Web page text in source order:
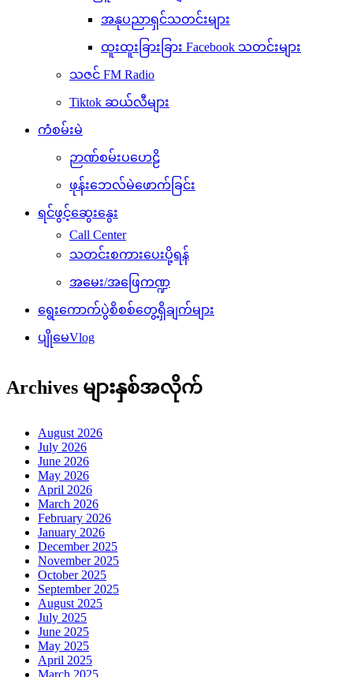
အနုပညာရှင်သတင်းများ
ထူးထူးခြားခြား Facebook သတင်းများ
သဇင် FM Radio
Tiktok ဆယ်လီများ
ကံစမ်းမဲ
ဉာဏ်စမ်းပဟေဠိ
ဖုန်းဘေလ်မဲဖောက်ခြင်း
ရင်ဖွင့်ဆွေးနွေး
Call Center
သတင်းစကားပေးပို့ရန်
အမေး/အဖြေကဏ္ဍ
ရွေးကောက်ပွဲစိစစ်တွေ့ရှိချက်များ
ပျိုမေVlog
Archives များနှစ်အလိုက်
August 2026
July 2026
June 2026
May 2026
April 2026
March 2026
February 2026
January 2026
December 2025
November 2025
October 2025
September 2025
August 2025
July 2025
June 2025
May 2025
April 2025
March 2025